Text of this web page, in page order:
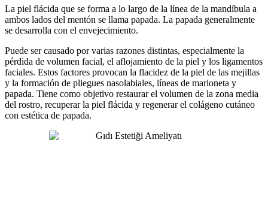
La piel flácida que se forma a lo largo de la línea de la mandíbula a
ambos lados del mentón se llama papada. La papada generalmente
se desarrolla con el envejecimiento.
Puede ser causado por varias razones distintas, especialmente la
pérdida de volumen facial, el aflojamiento de la piel y los ligamentos
faciales. Estos factores provocan la flacidez de la piel de las mejillas
y la formación de pliegues nasolabiales, líneas de marioneta y
papada. Tiene como objetivo restaurar el volumen de la zona media
del rostro, recuperar la piel flácida y regenerar el colágeno cutáneo
con estética de papada.